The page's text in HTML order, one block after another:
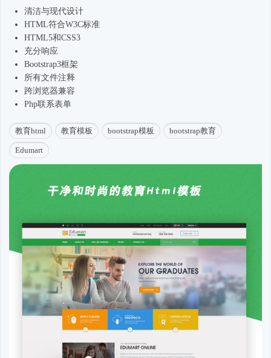
清洁与现代设计
HTML符合W3C标准
HTML5和CSS3
充分响应
Bootstrap3框架
所有文件注释
跨浏览器兼容
Php联系表单
教育html 教育模板 bootstrap模板 bootstrap教育
Edumart